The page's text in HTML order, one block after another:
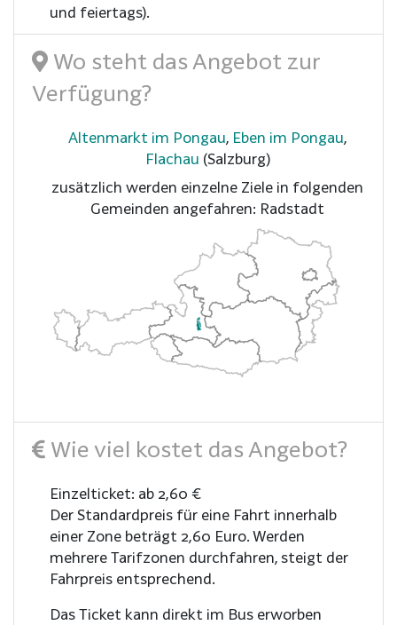
und feiertags).
Wo steht das Angebot zur
Verfügung?
Altenmarkt im Pongau, Eben im Pongau,
Flachau (Salzburg)
zusätzlich werden einzelne Ziele in folgenden
Gemeinden angefahren: Radstadt
Wie viel kostet das Angebot?
Einzelticket: ab 2,60 €
Der Standardpreis für eine Fahrt innerhalb
einer Zone beträgt 2,60 Euro. Werden
mehrere Tarifzonen durchfahren, steigt der
Fahrpreis entsprechend.
Das Ticket kann direkt im Bus erworben